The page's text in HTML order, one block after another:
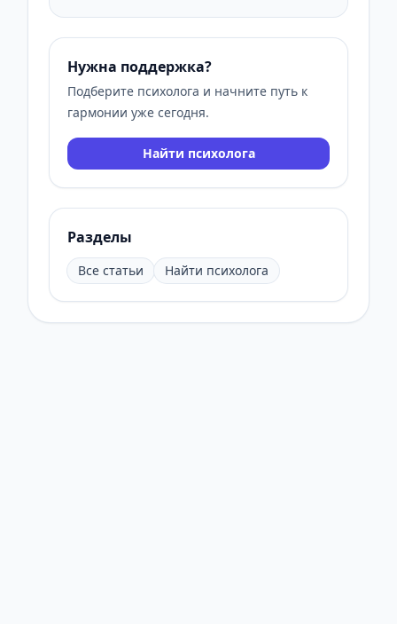
Нужна поддержка?
Подберите психолога и начните путь к
гармонии уже сегодня.
Найти психолога
Разделы
Все статьи Найти психолога